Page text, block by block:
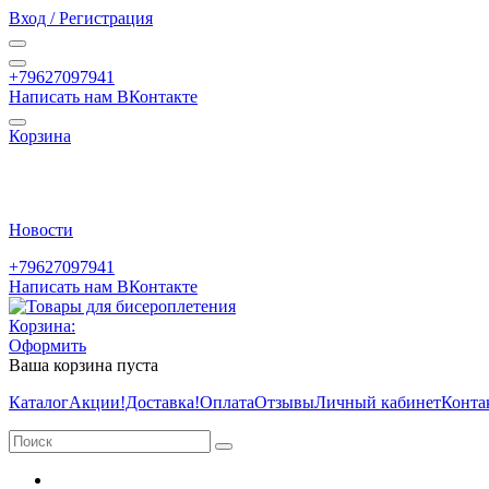
Вход / Регистрация
+79627097941
Написать нам ВКонтакте
Корзина
Новости
+79627097941
Написать нам ВКонтакте
Корзина:
Оформить
Ваша корзина пуста
КаталогАкции!Доставка!ОплатаОтзывыЛичный кабинет